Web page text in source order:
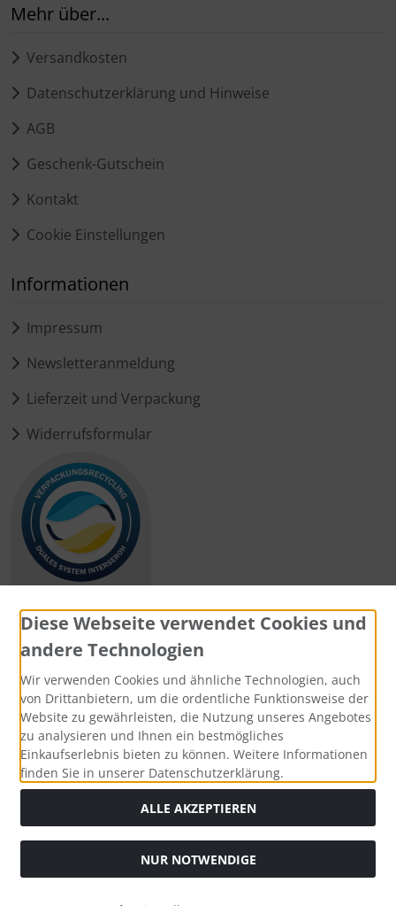
Mehr über...
Versandkosten
Datenschutzerklärung und Hinweise
AGB
Geschenk-Gutschein
Kontakt
Cookie Einstellungen
Informationen
Impressum
Newsletteranmeldung
Lieferzeit und Verpackung
Widerrufsformular
Zahlungsmethoden
Social Media
Widerrufsformular
Diese Webseite verwendet Cookies und
andere Technologien
Wir verwenden Cookies und ähnliche Technologien, auch
von Drittanbietern, um die ordentliche Funktionsweise der
Website zu gewährleisten, die Nutzung unseres Angebotes
zu analysieren und Ihnen ein bestmögliches
Einkaufserlebnis bieten zu können. Weitere Informationen
finden Sie in unserer Datenschutzerklärung.
ALLE AKZEPTIEREN
NUR NOTWENDIGE